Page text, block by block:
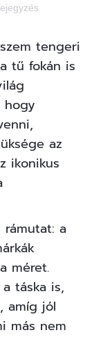
tengeri
tű fokán is
hogy
az
ikonikus
rámutat: a
méret.
táska is,
amíg jól
más nem